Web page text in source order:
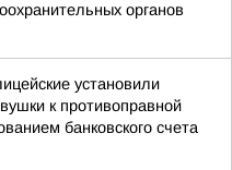
органов
установили
к противоправной
банковского счета